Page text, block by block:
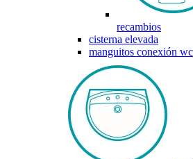
recambios
cisterna elevada
manguitos conexión wc